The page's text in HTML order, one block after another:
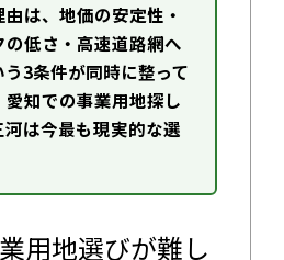
は、地価の安定性・
の低さ・高速道路網へ
3条件が同時に整って
知での事業用地探し
河は今最も現実的な選
用地選びが難し